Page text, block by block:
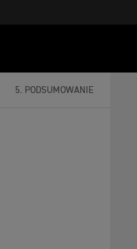
5. PODSUMOWANIE